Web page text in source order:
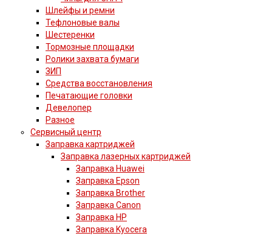
Шлейфы и ремни
Тефлоновые валы
Шестеренки
Тормозные площадки
Ролики захвата бумаги
ЗИП
Средства восстановления
Печатающие головки
Девелопер
Разное
Сервисный центр
Заправка картриджей
Заправка лазерных картриджей
Заправка Huawei
Заправка Epson
Заправка Brother
Заправка Canon
Заправка HP
Заправка Kyocera